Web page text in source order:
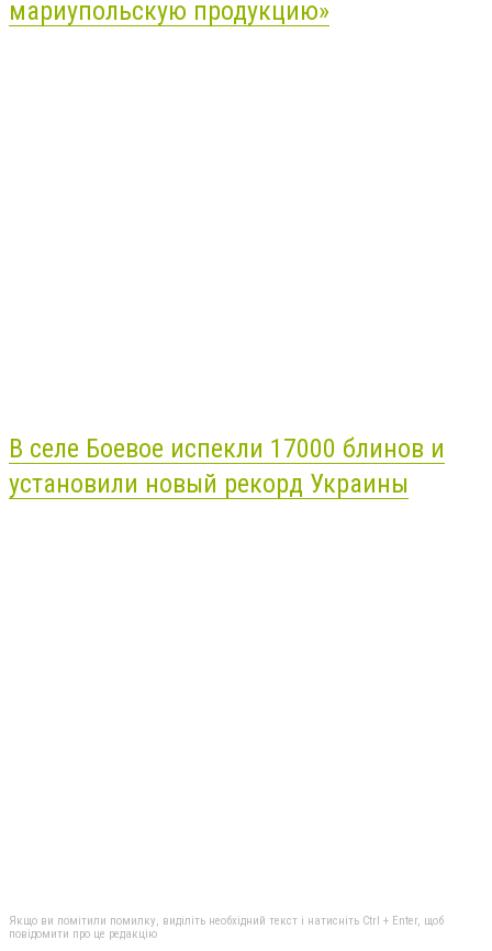
мариупольскую продукцию»
В селе Боевое испекли 17000 блинов и
установили новый рекорд Украины
Якщо ви помітили помилку, виділіть необхідний текст і натисніть Ctrl + Enter, щоб
повідомити про це редакцію